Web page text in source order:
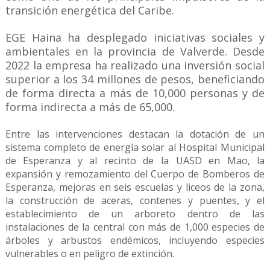
transición energética del Caribe.
EGE Haina ha desplegado iniciativas sociales y
ambientales en la provincia de Valverde. Desde
2022 la empresa ha realizado una inversión social
superior a los 34 millones de pesos, beneficiando
de forma directa a más de 10,000 personas y de
forma indirecta a más de 65,000.
Entre las intervenciones destacan la dotación de un
sistema completo de energía solar al Hospital Municipal
de Esperanza y al recinto de la UASD en Mao, la
expansión y remozamiento del Cuerpo de Bomberos de
Esperanza, mejoras en seis escuelas y liceos de la zona,
la construcción de aceras, contenes y puentes, y el
establecimiento de un arboreto dentro de las
instalaciones de la central con más de 1,000 especies de
árboles y arbustos endémicos, incluyendo especies
vulnerables o en peligro de extinción.